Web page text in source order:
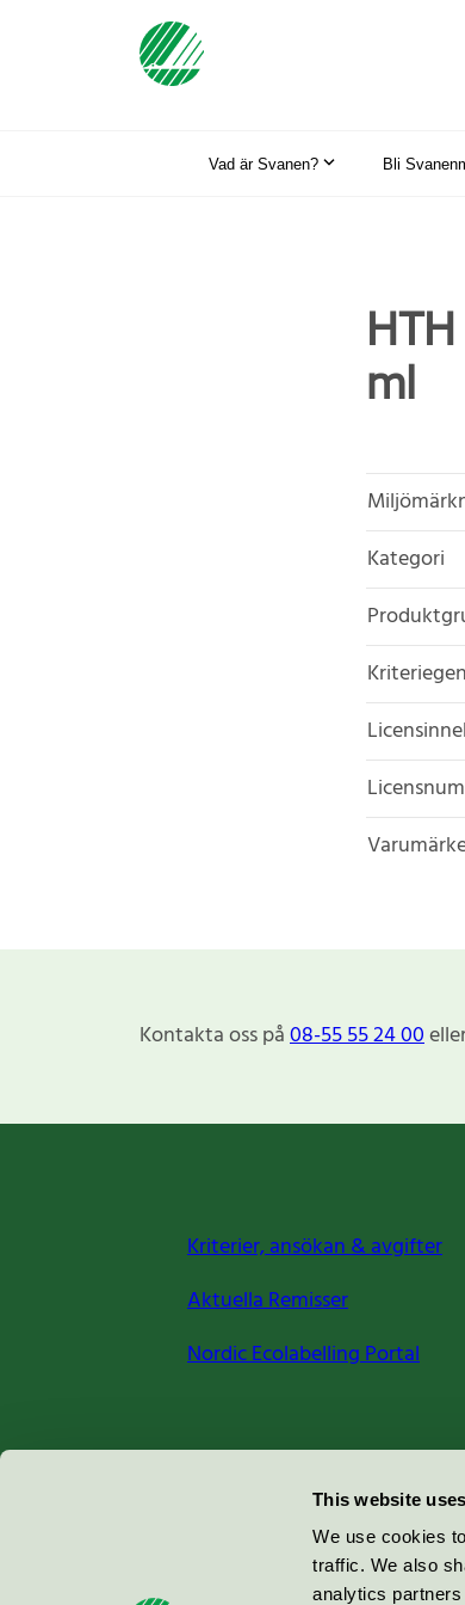
This website
We use cookies
traffic. We also
analytics
Vad är Svanen? Bli
ml
Kategori
Kontakta oss på08-55 55 24 00
Kriterier, ansökan & avgifter
Aktuella Remisser
Nordic Ecolabelling Portal
Miljömärkning Sverige AB
100 64